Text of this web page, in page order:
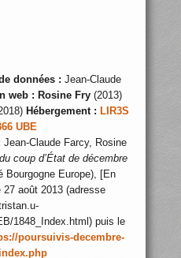
données : Jean-Claude
web : Rosine Fry(2013)
Hébergement : LIR3S
UBE
Jean-Claude Farcy, Rosine
coup d’État de décembre
Bourgogne Europe), [En
27 août 2013 (adresse
1848_Index.html) puis le
poursuivis-decembre-